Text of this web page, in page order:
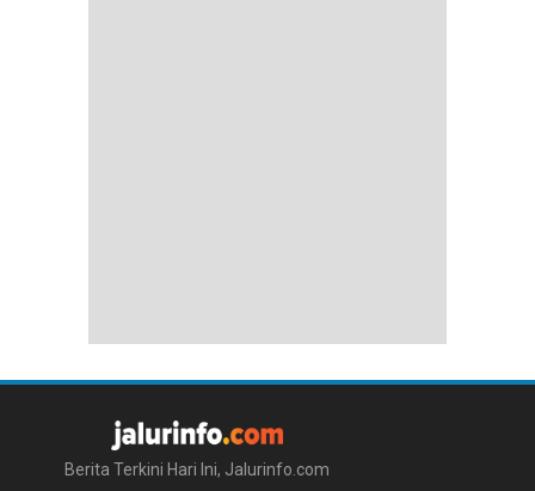
Berita Terkini Hari Ini, Jalurinfo.com